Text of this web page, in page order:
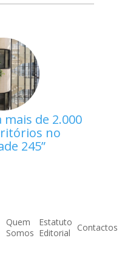
mais de 2.000
no
245
Quem
Somos
Estatuto
Editorial
Contactos